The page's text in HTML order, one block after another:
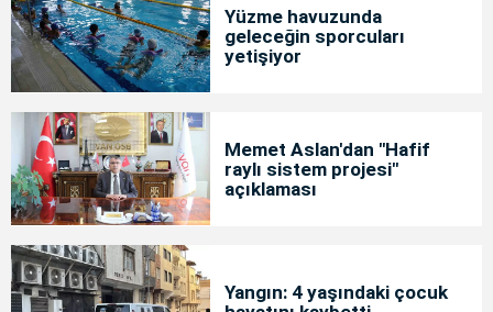
Yüzme havuzunda
geleceğin sporcuları
yetişiyor
Memet Aslan'dan "Hafif
raylı sistem projesi"
açıklaması
Yangın: 4 yaşındaki çocuk